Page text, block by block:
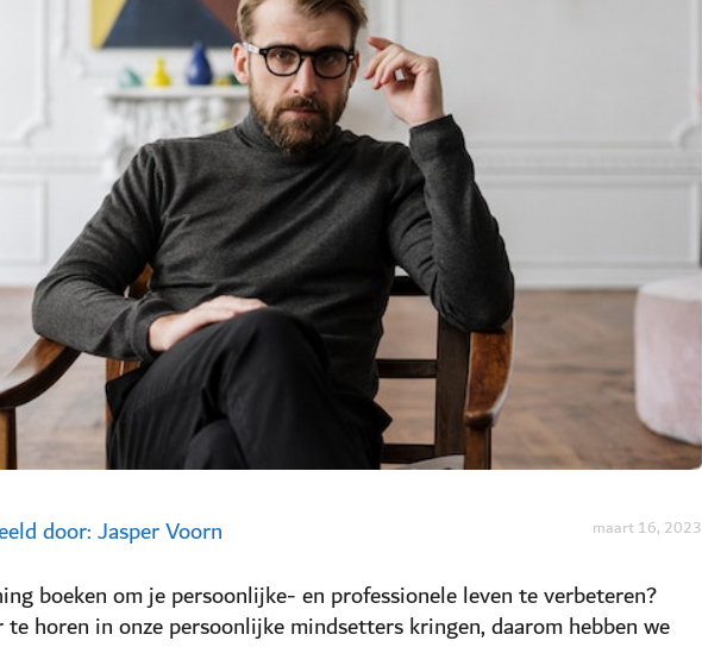
door: Jasper Voorn maart 16, 2023
boeken om je persoonlijke- en professionele leven te verbeteren?
te horen in onze persoonlijke mindsetters kringen, daarom hebben we